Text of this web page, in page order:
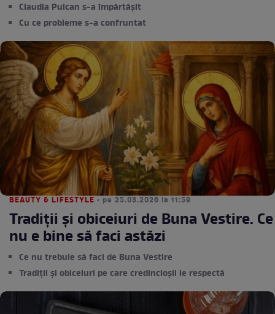
Claudia Puican s-a împărtășit
Cu ce probleme s-a confruntat
BEAUTY & LIFESTYLE • pe 25.03.2026 la 11:59
Tradiții și obiceiuri de Buna Vestire. Ce
nu e bine să faci astăzi
Ce nu trebuie să faci de Buna Vestire
Tradiții și obiceiuri pe care credincioșii le respectă